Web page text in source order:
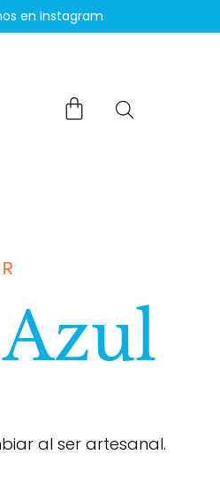
en Instagram
al ser artesanal.